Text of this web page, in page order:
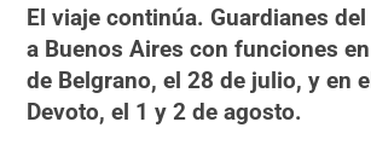
El viaje continúa. Guardianes
a Buenos Aires con funciones
de Belgrano, el 28 de julio, y en
Devoto, el 1 y 2 de agosto.